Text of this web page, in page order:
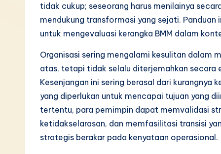
si
tidak cukup; seseorang harus menilainya
mendukung transformasi yang sejati.
untuk mengevaluasi kerangka BMM dalam
Organisasi sering mengalami kesulitan dalam
atas, tetapi tidak selalu diterjemahkan
Kesenjangan ini sering berasal dari kurangnya
yang diperlukan untuk mencapai tujuan yang
tertentu, para pemimpin dapat memvalidasi
ketidakselarasan, dan memfasilitasi transisi
strategis berakar pada kenyataan operasional.